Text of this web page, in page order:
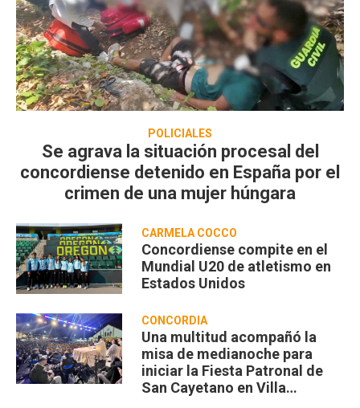
POLICIALES
Se agrava la situación procesal del
concordiense detenido en España por el
crimen de una mujer húngara
CARMELA COCCO
Concordiense compite en el
Mundial U20 de atletismo en
Estados Unidos
CONCORDIA
Una multitud acompañó la
misa de medianoche para
iniciar la Fiesta Patronal de
San Cayetano en Villa